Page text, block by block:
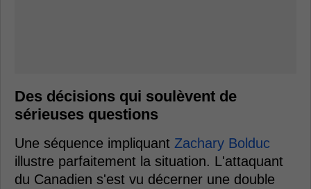
Des décisions qui soulèvent de
sérieuses questions
Une séquence impliquant Zachary Bolduc
illustre parfaitement la situation. L'attaquant
du Canadien s'est vu décerner une double